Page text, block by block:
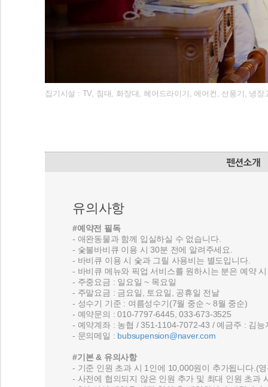
집기시설 : TV, 침대, 화장대, 헤어드라이기, 에어컨, 선풍기, 냉
유의사항
#예약전 필독
- 애완동물과 함께 입실하실 수 없습니다.
- 숯불바비큐 이용 시 30분 전에 알려주세요.
- 바비큐 이용 시 숯과 그릴 사용비는 별도입니다.
- 바비큐 메뉴와 픽업 서비스를 원하시는 분은 예약
- 주중요금 : 일요일 ~ 목요일
- 주말요금 : 금요일, 토요일, 공휴일 전날
- 성수기 기준 : 여름성수기(7월 중순 ~ 8월 중순)
- 예약문의 : 010-7797-6445, 033-673-3525
- 예약계좌 : 농협 / 351-1104-7072-43 / 예금주 : 김능
- 문의메일 : bubsupension@naver.com
#기본 & 유의사항
- 기준 인원 초과 시 1인에 10,000원이 추가됩니다.(
- 사전에 협의되지 않은 인원 추가 및 최대 인원 초과